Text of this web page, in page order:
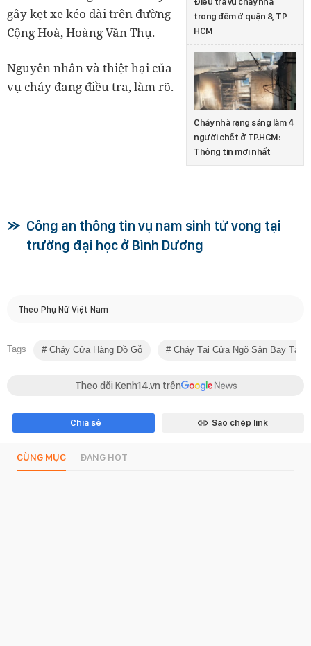
trong đêm ở quận 8, TP
HCM
Cháy nhà rạng sáng làm 4
người chết ở TP.HCM:
Thông tin mới nhất
gây kẹt xe kéo dài trên đường
Cộng Hoà, Hoàng Văn Thụ.
Nguyên nhân và thiệt hại của
vụ cháy đang điều tra, làm rõ.
Công an thông tin vụ nam sinh tử vong tại
trường đại học ở Bình Dương
Theo Phụ Nữ Việt Nam
Tags Cháy Cửa Hàng Đồ Gỗ Cháy Tại Cửa Ngõ Sân Bay Tân
Theo dõi Kenh14.vn trên
Chia sẻ Sao chép link
CÙNG MỤC ĐANG HOT